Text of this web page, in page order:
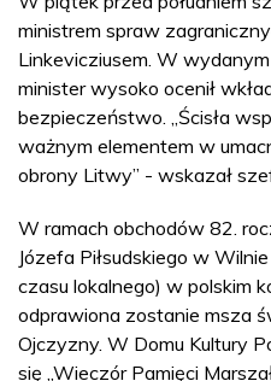
ministrem spraw
Linkevicziusem. W
minister wysoko ocenił
bezpieczeństwo. „Ścisła
ważnym elementem w
obrony Litwy” - wskazał
W ramach obchodów 82.
Józefa Piłsudskiego w
czasu lokalnego) w polskim
odprawiona zostanie msza
Ojczyzny. W Domu Kultury
się „Wieczór Pamięci